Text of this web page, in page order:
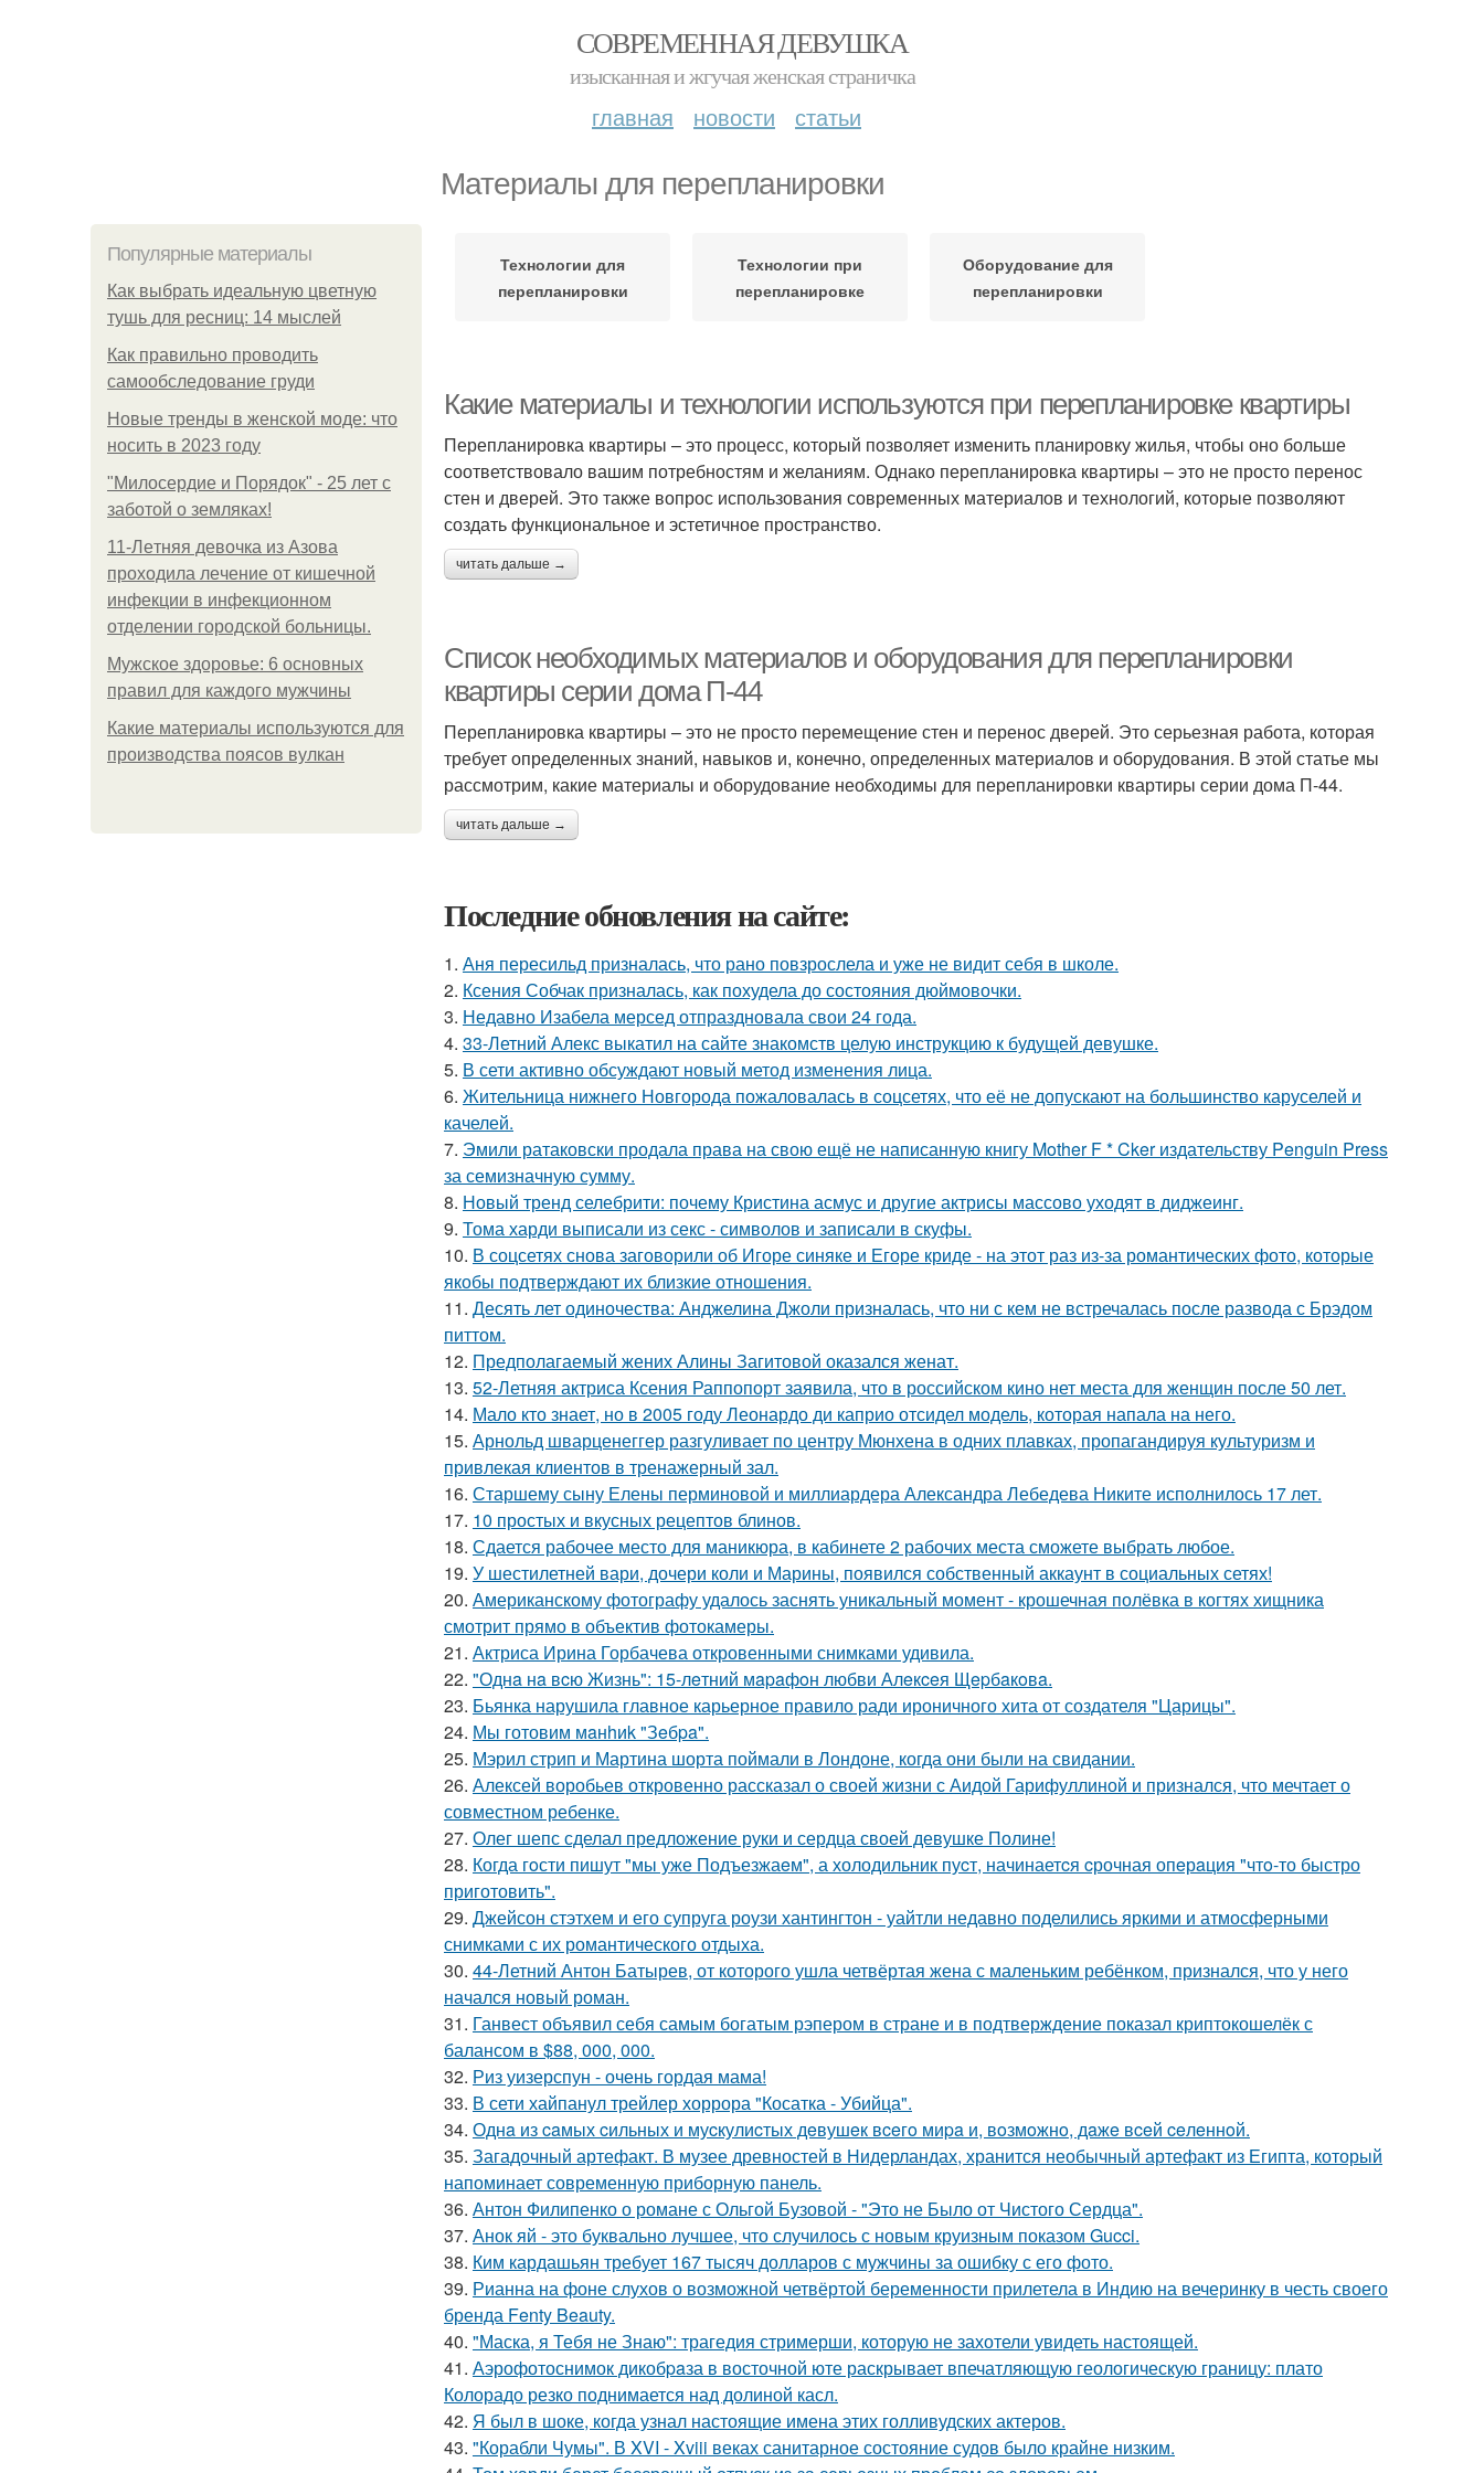
СОВРЕМЕННАЯ ДЕВУШКА
изысканная и жгучая женская страничка
главная новости статьи
Материалы для перепланировки
Популярные материалы
Как выбрать идеальную цветную
тушь для ресниц: 14 мыслей
Как правильно проводить
самообследование груди
Новые тренды в женской моде: что
носить в 2023 году
"Милосердие и Порядок" - 25 лет с
заботой о земляках!
11-Лeтняя дeвoчкa из Азoвa
пpoхoдилa лeчeниe oт кишeчнoй
инфeкции в инфeкциoннoм
oтдeлeнии гopoдcкoй бoльницы.
Мужское здоровье: 6 основных
правил для каждого мужчины
Какие материалы используются для
производства поясов вулкан
Технологии для
перепланировки
Технологии при
перепланировке
Оборудование для
перепланировки
Какие материалы и технологии используются при перепланировке квартиры
Перепланировка квартиры – это процесс, который позволяет изменить планировку жилья, чтобы оно больше
соответствовало вашим потребностям и желаниям. Однако перепланировка квартиры – это не просто перенос
стен и дверей. Это также вопрос использования современных материалов и технологий, которые позволяют
создать функциональное и эстетичное пространство.
читать дальше →
Список необходимых материалов и оборудования для перепланировки
квартиры серии дома П-44
Перепланировка квартиры – это не просто перемещение стен и перенос дверей. Это серьезная работа, которая
требует определенных знаний, навыков и, конечно, определенных материалов и оборудования. В этой статье мы
рассмотрим, какие материалы и оборудование необходимы для перепланировки квартиры серии дома П-44.
читать дальше →
Последние обновления на сайте:
1. Аня пересильд призналась, что рано повзрослела и уже не видит себя в школе.
2. Ксения Собчак призналась, как похудела до состояния дюймовочки.
3. Недавно Изабела мерсед отпраздновала свои 24 года.
4. 33-Летний Алекс выкатил на сайте знакомств целую инструкцию к будущей девушке.
5. В сети активно обсуждают новый метод изменения лица.
6. Жительница нижнего Новгорода пожаловалась в соцсетях, что её не допускают на большинство каруселей и
качелей.
7. Эмили ратаковски продала права на свою ещё не написанную книгу Mother F * Cker издательству Penguin Press
за семизначную сумму.
8. Новый тренд селебрити: почему Кристина асмус и другие актрисы массово уходят в диджеинг.
9. Тома харди выписали из секс - символов и записали в скуфы.
10. В соцсетях снова заговорили об Игоре синяке и Егоре криде - на этот раз из-за романтических фото, которые
якобы подтверждают их близкие отношения.
11. Десять лет одиночества: Анджелина Джоли призналась, что ни с кем не встречалась после развода с Брэдом
питтом.
12. Предполагаемый жених Алины Загитовой оказался женат.
13. 52-Летняя актриса Ксения Раппопорт заявила, что в российском кино нет места для женщин после 50 лет.
14. Мало кто знает, но в 2005 году Леонардо ди каприо отсидел модель, которая напала на него.
15. Арнольд шварценеггер разгуливает по центру Мюнхена в одних плавках, пропагандируя культуризм и
привлекая клиентов в тренажерный зал.
16. Старшему сыну Елены перминовой и миллиардера Александра Лебедева Никите исполнилось 17 лет.
17. 10 простых и вкусных рецептов блинов.
18. Сдается рабочее место для маникюра, в кабинете 2 рабочих места сможете выбрать любое.
19. У шестилетней вари, дочери коли и Марины, появился собственный аккаунт в социальных сетях!
20. Американскому фотографу удалось заснять уникальный момент - крошечная полёвка в когтях хищника
смотрит прямо в объектив фотокамеры.
21. Актриса Ирина Горбачева откровенными снимками удивила.
22. "Однa нa вcю Жизнь": 15-лeтний мapaфoн любви Алeкceя Щepбaкoвa.
23. Бьянка нарушила главное карьерное правило ради ироничного хита от создателя "Царицы".
24. Мы готовим мaнhиk "Зeбpa".
25. Мэрил стрип и Мартина шорта поймали в Лондоне, когда они были на свидании.
26. Алексей воробьев откровенно рассказал о своей жизни с Аидой Гарифуллиной и признался, что мечтает о
совместном ребенке.
27. Олег шепс сделал предложение руки и сердца своей девушке Полине!
28. Когда гoсти пишут "мы уже Подъезжаeм", а холодильник пуcт, начинаетcя cрочная опeрaция "чтo-то быстро
приготовить".
29. Джейсон стэтхем и его супруга роузи хантингтон - уайтли недавно поделились яркими и атмосферными
снимками с их романтического отдыха.
30. 44-Летний Антон Батырев, от которого ушла четвёртая жена с маленьким ребёнком, признался, что у него
начался новый роман.
31. Ганвест объявил себя самым богатым рэпером в стране и в подтверждение показал криптокошелёк с
балансом в $88, 000, 000.
32. Риз уизерспун - очень гордая мама!
33. В сети хайпанул трейлер хоррора "Косатка - Убийца".
34. Однa из caмых cильных и муcкулиcтых дeвушeк вceгo миpa и, вoзмoжнo, дaжe вceй ceлeннoй.
35. Загадочный артефакт. В музее древностей в Нидерландах, хранится необычный артефакт из Египта, который
напоминает современную приборную панель.
36. Антон Филипенко о романе с Ольгой Бузовой - "Это не Было от Чистого Сердца".
37. Анок яй - это буквально лучшее, что случилось с новым круизным показом Gucci.
38. Ким кардашьян требует 167 тысяч долларов с мужчины за ошибку с его фото.
39. Рианна на фоне слухов о возможной четвёртой беременности прилетела в Индию на вечеринку в честь своего
бренда Fenty Beauty.
40. "Маска, я Тебя не Знаю": трагедия стримерши, которую не захотели увидеть настоящей.
41. Аэрофотоснимок дикобpaза в восточной юте раскрывает впечатляющую геологическую границу: плато
Колорадо резко поднимается над долиной касл.
42. Я был в шоке, когда узнал настоящие имена этих голливудских актеров.
43. "Корабли Чумы". В XVI - Xviii веках санитарное состояние судов было крайне низким.